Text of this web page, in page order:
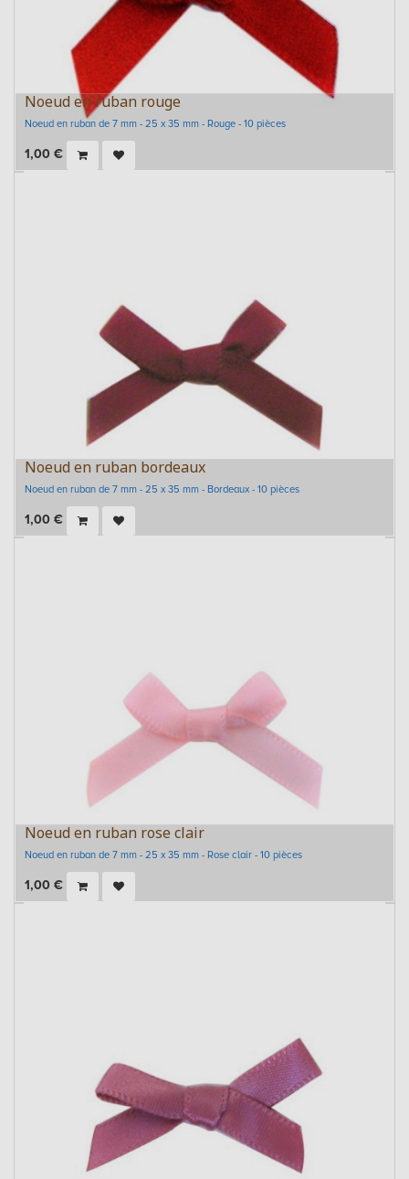
Noeud en ruban rouge
Noeud en ruban de 7 mm - 25 x 35 mm - Rouge - 10 pièces
1,00 €
Noeud en ruban bordeaux
Noeud en ruban de 7 mm - 25 x 35 mm - Bordeaux - 10 pièces
1,00 €
Noeud en ruban rose clair
Noeud en ruban de 7 mm - 25 x 35 mm - Rose clair - 10 pièces
1,00 €